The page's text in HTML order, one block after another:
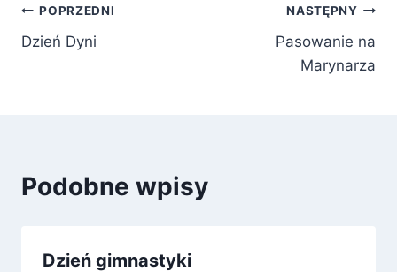
Nawigacja
wpisu
POPRZEDNI
Dzień Dyni
NASTĘPNY
Pasowanie na
Marynarza
Podobne wpisy
Dzień gimnastyki